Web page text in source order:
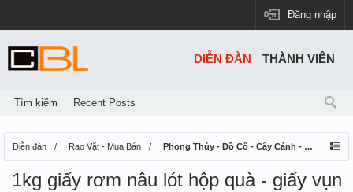
Đăng nhập
Diễn đàn Rao Vặt - Mua Bán Phong Thủy - Đồ Cổ - Cây Cảnh - Thú Nuôi
1kg giấy rơm nâu lót hộp quà - giấy vụn
DIỄN ĐÀN
Tìm kiếm Recent Posts
THÀNH VIÊN